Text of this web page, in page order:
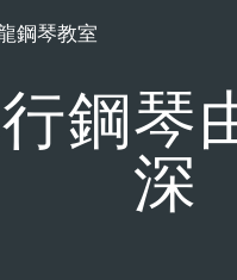
content
鋼琴教室
鋼琴
深